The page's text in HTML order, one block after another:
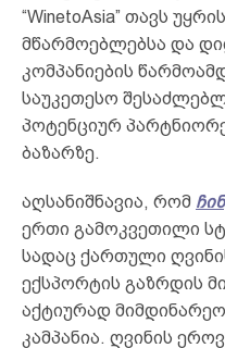
“WinetoAsia” თავს
მწარმოებლებსა და
კომპანიების
საუკეთესო
პოტენციურ
ბაზარზე.
აღსანიშნავია, რომ
ერთი გამოკვეთილი
სადაც ქართული
ექსპორტის გაზრდის
აქტიურად
კამპანია. ღვინის